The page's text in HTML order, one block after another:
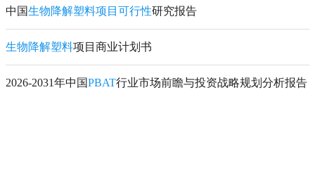
中国生物降解塑料项目可行性研究报告
生物降解塑料项目商业计划书
2026-2031年中国PBAT行业市场前瞻与投资战略规划分析报告